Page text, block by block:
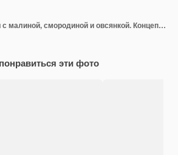
Ягодные смузи с малиной, смородиной и овсянкой. Концепция здорового образа жизни. Макро фото
эти фото